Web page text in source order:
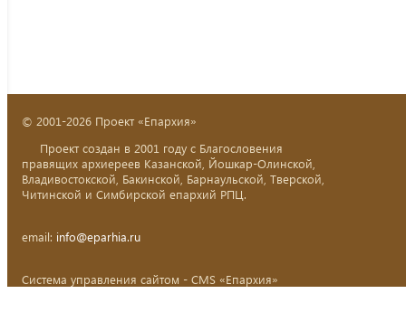
© 2001-2026 Проект «Епархия»
Проект создан в 2001 году с Благословения
правящих архиереев Казанской, Йошкар-Олинской,
Владивостокской, Бакинской, Барнаульской, Тверской,
Читинской и Симбирской епархий РПЦ.
email: info@eparhia.ru
Система управления сайтом - CMS «Епархия»